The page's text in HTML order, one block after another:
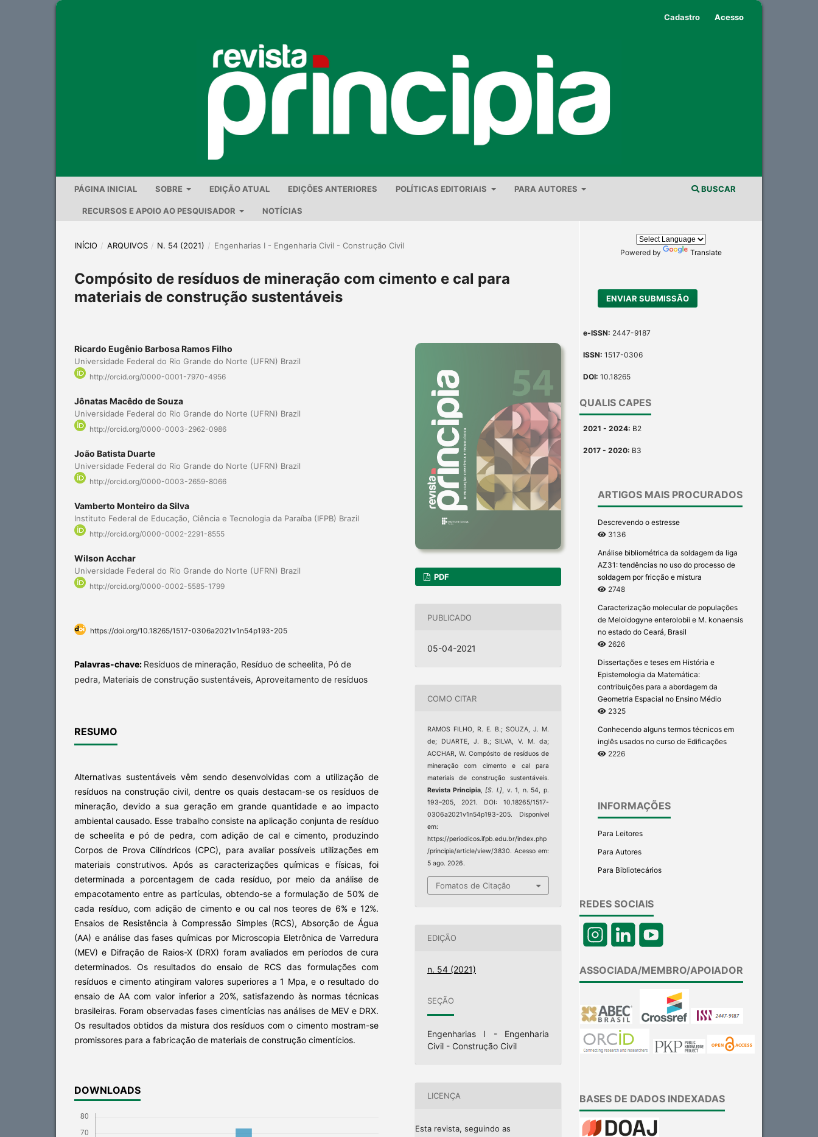
PÁGINA INICIAL SOBRE EDIÇÃO ATUAL EDIÇÕES ANTERIORES POLÍTICAS EDITORIAIS PARA AUTORES
RECURSOS E APOIO AO PESQUISADOR NOTÍCIAS
BUSCAR
Cadastro Acesso
INÍCIO / ARQUIVOS / N. 54 (2021) / Engenharias I - Engenharia Civil - Construção Civil
Compósito de resíduos de mineração com cimento e cal para
materiais de construção sustentáveis
Ricardo Eugênio Barbosa Ramos Filho
Universidade Federal do Rio Grande do Norte (UFRN) Brazil
http://orcid.org/0000-0001-7970-4956
Jônatas Macêdo de Souza
Universidade Federal do Rio Grande do Norte (UFRN) Brazil
http://orcid.org/0000-0003-2962-0986
João Batista Duarte
Universidade Federal do Rio Grande do Norte (UFRN) Brazil
http://orcid.org/0000-0003-2659-8066
Vamberto Monteiro da Silva
Instituto Federal de Educação, Ciência e Tecnologia da Paraíba (IFPB) Brazil
http://orcid.org/0000-0002-2291-8555
Wilson Acchar
Universidade Federal do Rio Grande do Norte (UFRN) Brazil
http://orcid.org/0000-0002-5585-1799
https://doi.org/10.18265/1517-0306a2021v1n54p193-205
Palavras-chave: Resíduos de mineração, Resíduo de scheelita, Pó de
pedra, Materiais de construção sustentáveis, Aproveitamento de resíduos
RESUMO
Alternativas sustentáveis vêm sendo desenvolvidas com a utilização de
resíduos na construção civil, dentre os quais destacam-se os resíduos de
mineração, devido a sua geração em grande quantidade e ao impacto
ambiental causado. Esse trabalho consiste na aplicação conjunta de resíduo
de scheelita e pó de pedra, com adição de cal e cimento, produzindo
Corpos de Prova Cilíndricos (CPC), para avaliar possíveis utilizações em
materiais construtivos. Após as caracterizações químicas e físicas, foi
determinada a porcentagem de cada resíduo, por meio da análise de
empacotamento entre as partículas, obtendo-se a formulação de 50% de
cada resíduo, com adição de cimento e ou cal nos teores de 6% e 12%.
Ensaios de Resistência à Compressão Simples (RCS), Absorção de Água
(AA) e análise das fases químicas por Microscopia Eletrônica de Varredura
(MEV) e Difração de Raios-X (DRX) foram avaliados em períodos de cura
determinados. Os resultados do ensaio de RCS das formulações com
resíduos e cimento atingiram valores superiores a 1 Mpa, e o resultado do
ensaio de AA com valor inferior a 20%, satisfazendo às normas técnicas
brasileiras. Foram observadas fases cimentícias nas análises de MEV e DRX.
Os resultados obtidos da mistura dos resíduos com o cimento mostram-se
promissores para a fabricação de materiais de construção cimentícios.
DOWNLOADS
PDF
PUBLICADO
05-04-2021
COMO CITAR
RAMOS FILHO, R. E. B.; SOUZA, J. M.
de; DUARTE, J. B.; SILVA, V. M. da;
ACCHAR, W. Compósito de resíduos de
mineração com cimento e cal para
materiais de construção sustentáveis.
Revista Principia,[S. l.], v. 1, n. 54, p.
193–205, 2021. DOI: 10.18265/1517-
0306a2021v1n54p193-205. Disponível
em:
https://periodicos.ifpb.edu.br/index.php
/principia/article/view/3830. Acesso em:
5 ago. 2026.
Fomatos de Citação
EDIÇÃO
n. 54 (2021)
SEÇÃO
Engenharias I - Engenharia
Civil - Construção Civil
LICENÇA
Esta revista, seguindo as
Powered by Translate
ENVIAR SUBMISSÃO
e-ISSN: 2447-9187
ISSN: 1517-0306
DOI: 10.18265
QUALIS CAPES
2021 - 2024: B2
2017 - 2020: B3
ARTIGOS MAIS PROCURADOS
Descrevendo o estresse
3136
Análise bibliométrica da soldagem da liga
AZ31: tendências no uso do processo de
soldagem por fricção e mistura
2748
Caracterização molecular de populações
de Meloidogyne enterolobii e M. konaensis
no estado do Ceará, Brasil
2626
Dissertações e teses em História e
Epistemologia da Matemática:
contribuições para a abordagem da
Geometria Espacial no Ensino Médio
2325
Conhecendo alguns termos técnicos em
inglês usados no curso de Edificações
2226
INFORMAÇÕES
Para Leitores
Para Autores
Para Bibliotecários
REDES SOCIAIS
ASSOCIADA/MEMBRO/APOIADOR
BASES DE DADOS INDEXADAS